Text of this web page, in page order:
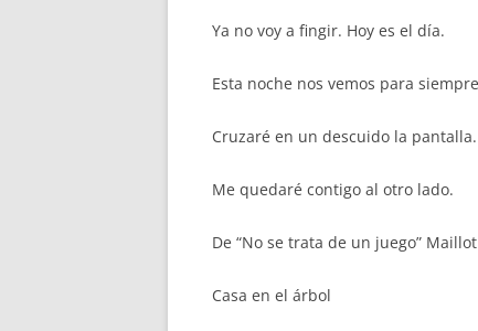
Ya no voy a fingir. Hoy es el día.
Esta noche nos vemos para
Cruzaré en un descuido la pantalla.
Me quedaré contigo al otro lado.
De “No se trata de un juego”
Casa en el árbol